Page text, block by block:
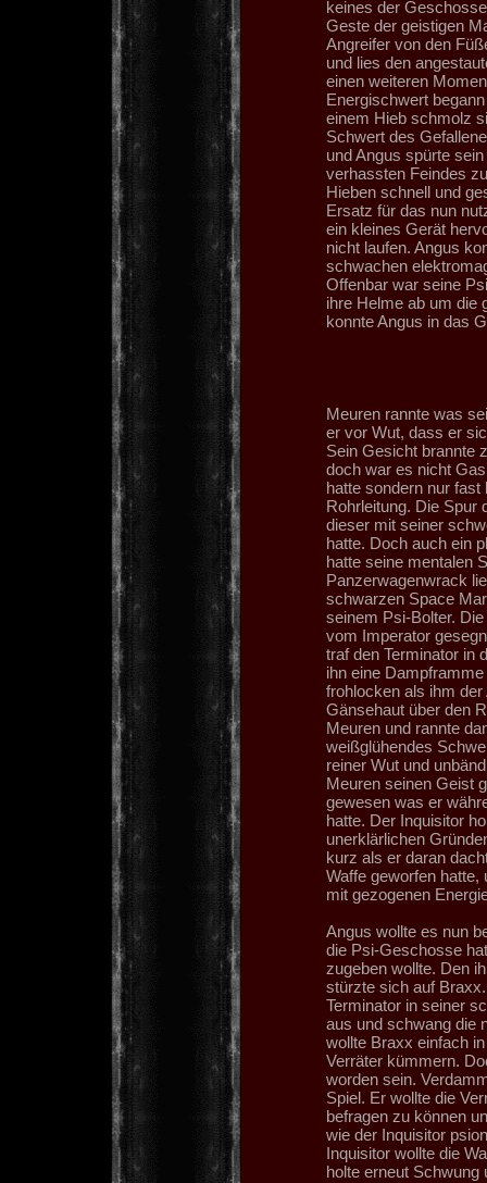
keines der
Geste der geistigen
Angreifer von den
und lies den
einen weiteren
Energischwert
einem Hieb schmolz
Schwert des
und Angus spürte
verhassten Feindes
Hieben schnell und
Ersatz für das nun
ein kleines Gerät
nicht laufen. Angus
schwachen
Offenbar war seine
ihre Helme ab um die
konnte Angus in das
Meuren rannte was
er vor Wut, dass er
Sein Gesicht brannte
doch war es nicht
hatte sondern nur
Rohrleitung. Die Spur
dieser mit seiner
hatte. Doch auch ein
hatte seine mentalen
Panzerwagenwrack
schwarzen Space
seinem Psi-Bolter.
vom Imperator
traf den Terminator in
ihn eine
frohlocken als ihm
Gänsehaut über den
Meuren und rannte
weißglühendes
reiner Wut und
Meuren seinen Geist
gewesen was er
hatte. Der Inquisitor
unerklärlichen
kurz als er daran
Waffe geworfen
mit gezogenen
Angus wollte es nun
die Psi-Geschosse
zugeben wollte. Den
stürzte sich auf
Terminator in seiner
aus und schwang die
wollte Braxx einfach
Verräter kümmern.
worden sein.
Spiel. Er wollte die
befragen zu können
wie der Inquisitor
Inquisitor wollte die
holte erneut Schwung